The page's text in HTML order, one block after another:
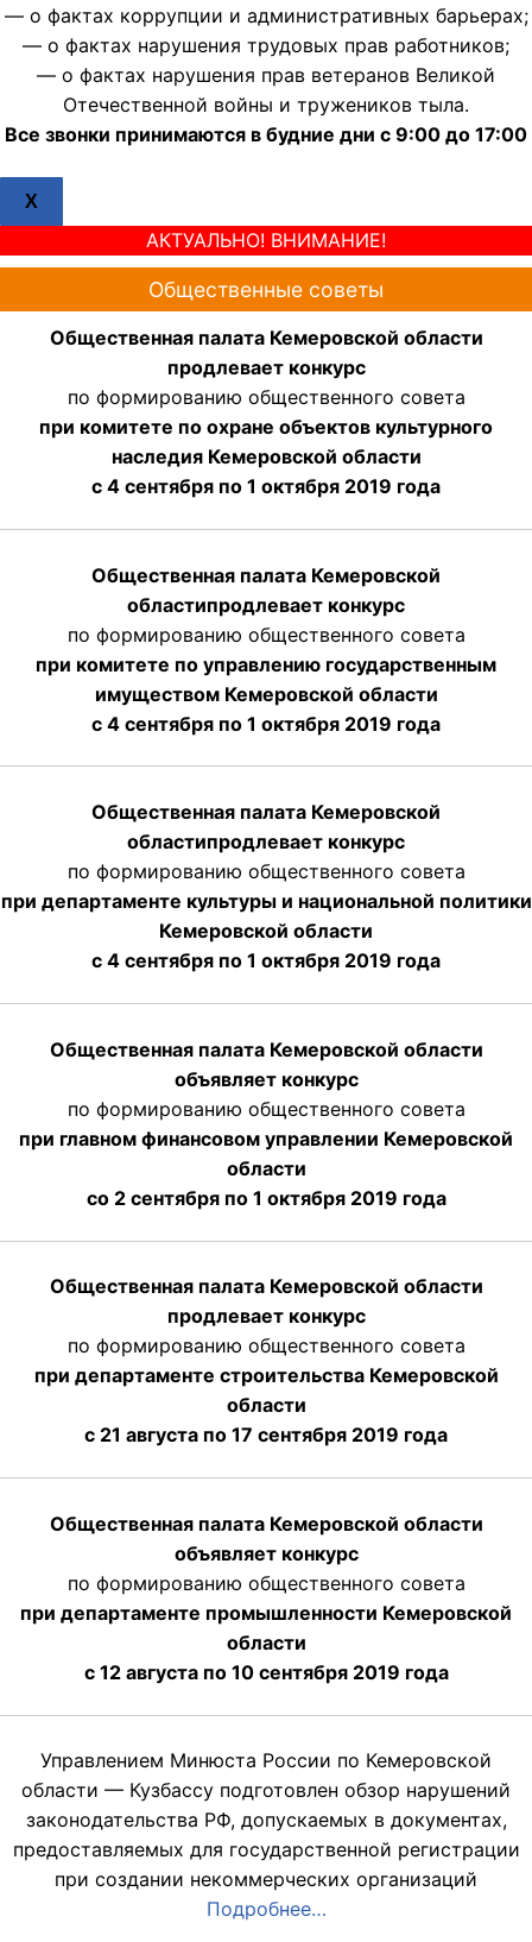
— о фактах коррупции и административных барьерах;
— о фактах нарушения трудовых прав работников;
— о фактах нарушения прав ветеранов Великой
Отечественной войны и тружеников тыла.
Все звонки принимаются в будние дни с 9:00 до 17:00
X
АКТУАЛЬНО! ВНИМАНИЕ!
Общественные советы
Общественная палата Кемеровской области
продлевает конкурс
по формированию общественного совета
при комитете по охране объектов культурного
наследия Кемеровской области
с 4 сентября по 1 октября 2019 года
Общественная палата Кемеровской
областипродлевает конкурс
по формированию общественного совета
при комитете по управлению государственным
имуществом Кемеровской области
с 4 сентября по 1 октября 2019 года
Общественная палата Кемеровской
областипродлевает конкурс
по формированию общественного совета
при департаменте культуры и национальной политики
Кемеровской области
с 4 сентября по 1 октября 2019 года
Общественная палата Кемеровской области
объявляет конкурс
по формированию общественного совета
при главном финансовом управлении Кемеровской
области
со 2 сентября по 1 октября 2019 года
Общественная палата Кемеровской области
продлевает конкурс
по формированию общественного совета
при департаменте строительства Кемеровской
области
с 21 августа по 17 сентября 2019 года
Общественная палата Кемеровской области
объявляет конкурс
по формированию общественного совета
при департаменте промышленности Кемеровской
области
с 12 августа по 10 сентября 2019 года
Управлением Минюста России по Кемеровской
области — Кузбассу подготовлен обзор нарушений
законодательства РФ, допускаемых в документах,
предоставляемых для государственной регистрации
при создании некоммерческих организаций
Подробнее…